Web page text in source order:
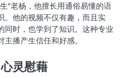
”老杨，他擅长用通俗易懂的语
。他的视频不仅有趣，而且实
同时，也学到了知识。这种专业
播产生信任和好感。
灵慰藉